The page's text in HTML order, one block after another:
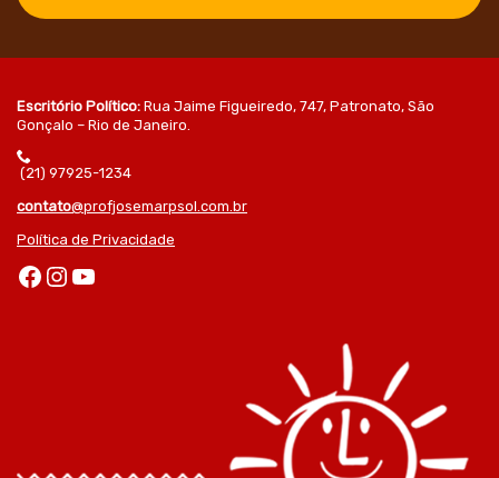
Escritório Político: Rua Jaime Figueiredo, 747, Patronato, São
Gonçalo – Rio de Janeiro.
(21) 97925-1234
contato@profjosemarpsol.com.br
Política de Privacidade
Facebook Instagram Youtube